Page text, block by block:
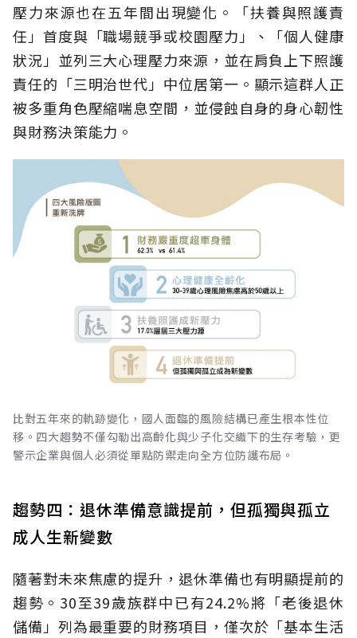
壓力來源也在五年間出現變化。「扶養與照護責
任」首度與「職場競爭或校園壓力」、「個人健康
狀況」並列三大心理壓力來源，並在肩負上下照護
責任的「三明治世代」中位居第一。顯示這群人正
被多重角色壓縮喘息空間，並侵蝕自身的身心韌性
與財務決策能力。
比對五年來的軌跡變化，國人面臨的風險結構已產生根本性位
移。四大趨勢不僅勾勒出高齡化與少子化交織下的生存考驗，更
警示企業與個人必須從單點防禦走向全方位防護布局。
趨勢四：退休準備意識提前，但孤獨與孤立
成人生新變數
隨著對未來焦慮的提升，退休準備也有明顯提前的
趨勢。30至39歲族群中已有24.2%將「老後退休
儲備」列為最重要的財務項目，僅次於「基本生活